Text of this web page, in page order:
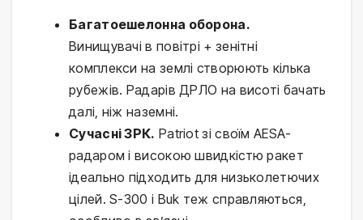
Багатоешелонна оборона.
Винищувачі в повітрі + зенітні
комплекси на землі створюють кілька
рубежів. Радарів ДРЛО на висоті бачать
далі, ніж наземні.
Сучасні ЗРК. Patriot зі своїм AESA-
радаром і високою швидкістю ракет
ідеально підходить для низьколетючих
цілей. S-300 і Buk теж справляються,